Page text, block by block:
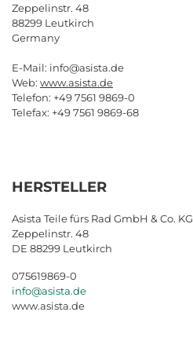
Zeppelinstr. 48
88299 Leutkirch
Germany
E-Mail: info@asista.de
Web: www.asista.de
Telefon: +49 7561 9869-0
Telefax: +49 7561 9869-68
HERSTELLER
Asista Teile fürs Rad GmbH & Co. KG
Zeppelinstr. 48
DE 88299 Leutkirch
075619869-0
info@asista.de
www.asista.de